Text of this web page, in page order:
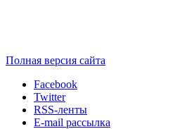
Полная версия сайта
Facebook
Twitter
RSS-ленты
E-mail рассылка